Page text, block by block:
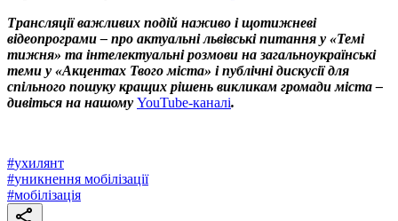
Трансляції важливих подій наживо і щотижневі
відеопрограми – про актуальні львівські питання у «Темі
тижня» та інтелектуальні розмови на загальноукраїнські
теми у «Акцентах Твого міста» і публічні дискусії для
спільного пошуку кращих рішень викликам громади міста –
дивіться на нашому YouTube-каналі.
#ухилянт
#уникнення мобілізації
#мобілізація